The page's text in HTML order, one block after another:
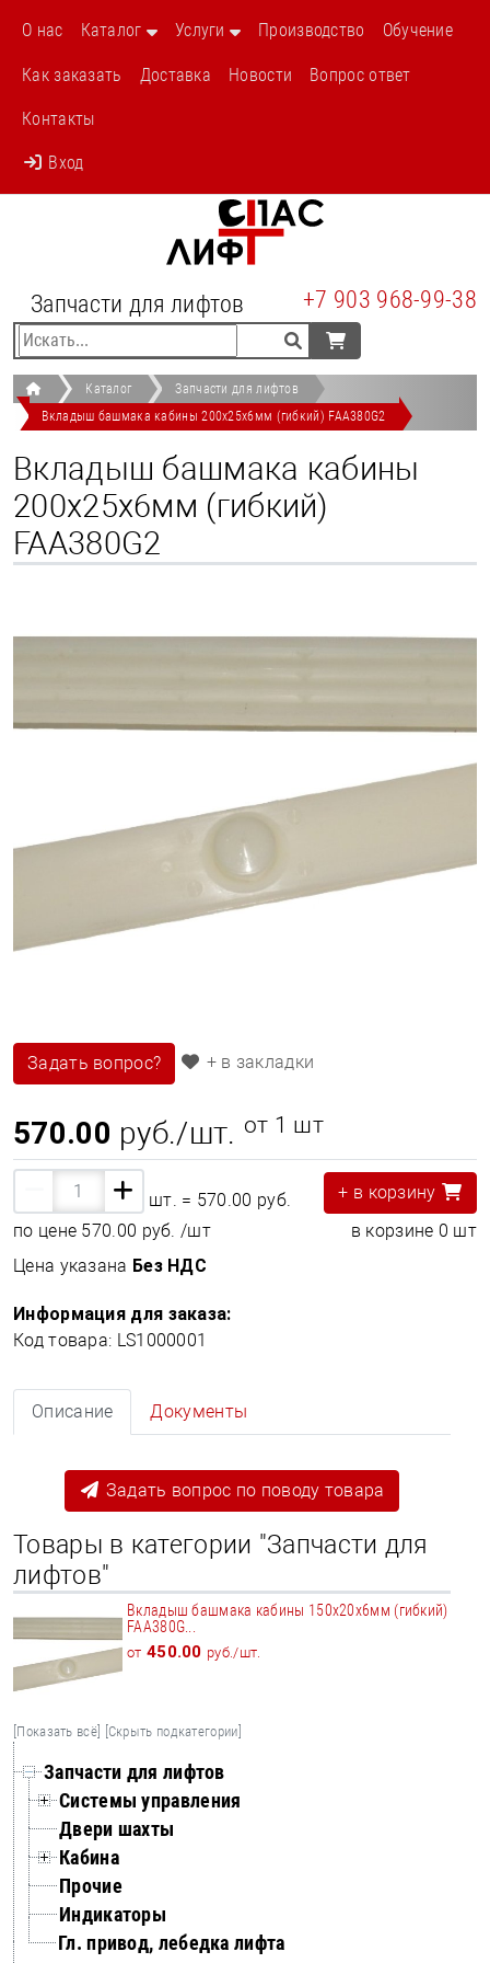
200h25h6mm-gibkij-faa380g2.html
О нас Каталог Услуги Производство Обучение
Как заказать Доставка Новости Вопрос ответ
Контакты
Вход
Запчасти для лифтов +7 903 968-99-38
Каталог
Запчасти для лифтов
Вкладыш башмака кабины 200х25х6мм (гибкий) FAA380G2
Вкладыш башмака кабины
200х25х6мм (гибкий)
FAA380G2
Задать вопрос? + в закладки
570.00 руб./шт. от 1 шт
шт. = 570.00 руб.
+ в корзину
по цене 570.00 руб./шт в корзине 0 шт
Цена указана Без НДС
Информация для заказа:
Код товара: LS1000001
Описание Документы
Задать вопрос по поводу товара
Товары в категории "Запчасти для
лифтов"
Вкладыш башмака кабины 150х20х6мм (гибкий)
FAA380G...
от 450.00 руб./шт.
[Показать всё] [Скрыть подкатегории]
Запчасти для лифтов
Системы управления
Двери шахты
Кабина
Прочие
Индикаторы
Гл. привод, лебедка лифта